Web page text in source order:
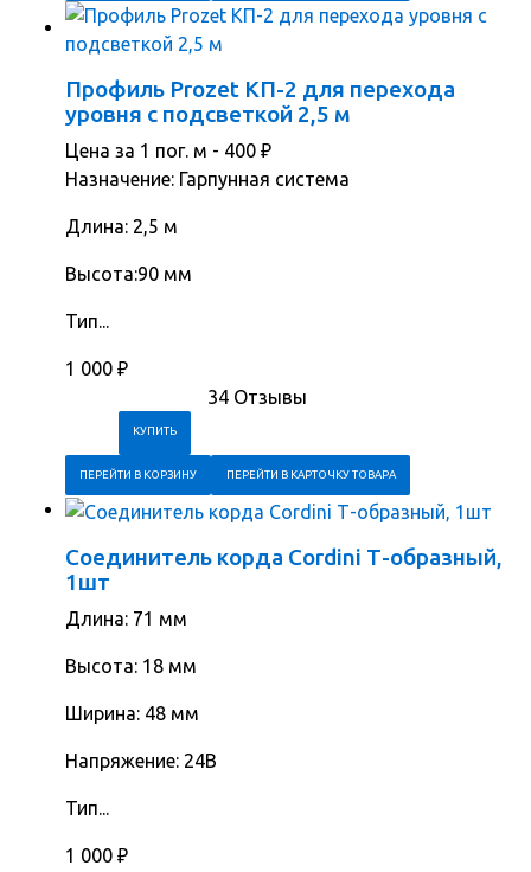
Профиль Prozet КП-2 для перехода
уровня с подсветкой 2,5 м
Цена за 1 пог. м - 400 ₽
Назначение: Гарпунная система
Длина: 2,5 м
Высота:90 мм
Тип...
1 000 ₽
34 Отзывы
ПЕРЕЙТИ В КОРЗИНУ ПЕРЕЙТИ В КАРТОЧКУ ТОВАРА
Соединитель корда Cordini Т-образный,
1шт
Длина: 71 мм
Высота: 18 мм
Ширина: 48 мм
Напряжение: 24В
Тип...
1 000 ₽